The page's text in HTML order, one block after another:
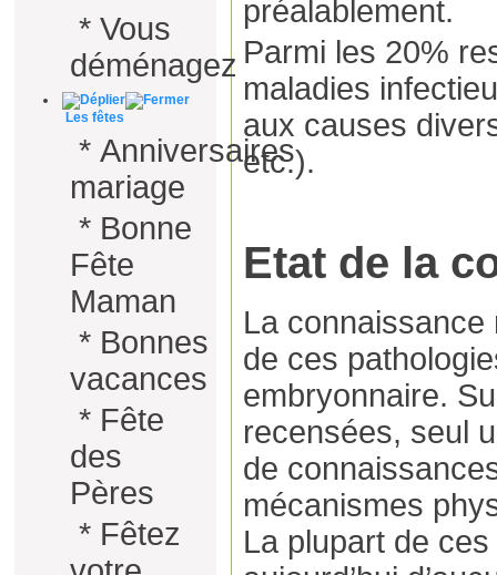
* Vous
déménagez
Les fêtes
* Anniversaires
mariage
* Bonne
Fête
Maman
* Bonnes
vacances
* Fête
des
Pères
* Fêtez
préalablement.
Parmi les 20%
maladies
aux causes
etc.).
Etat de la
La connaissance
de ces
embryonnaire.
recensées, seul
de
mécanismes
La plupart de